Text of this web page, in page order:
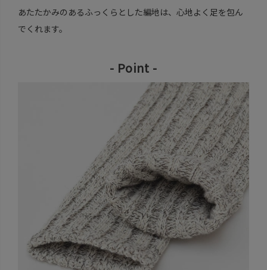
あたたかみのあるふっくらとした編地は、心地よく足を包ん
でくれます。
- Point -